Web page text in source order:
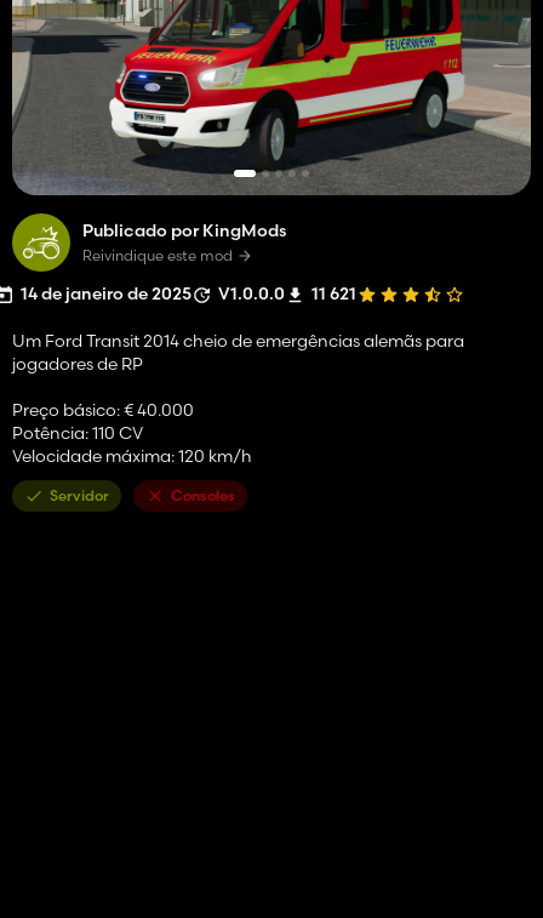
Publicado por KingMods
Reivindique este mod
14 de janeiro de 2025 V1.0.0.0 11 621
Um Ford Transit 2014 cheio de emergências alemãs para
jogadores de RP
Preço básico: € 40.000
Potência: 110 CV
Velocidade máxima: 120 km/h
Servidor Consoles